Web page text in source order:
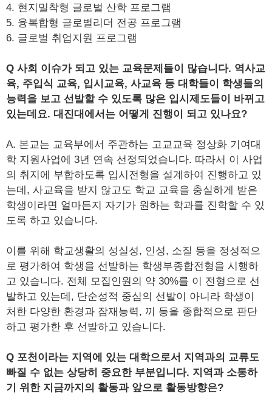
4. 현지밀착형 글로벌 산학 프로그램
5. 융복합형 글로벌리더 전공 프로그램
6. 글로벌 취업지원 프로그램
Q 사회 이슈가 되고 있는 교육문제들이 많습니다. 역사교
육, 주입식 교육, 입시교육, 사교육 등 대학들이 학생들의
능력을 보고 선발할 수 있도록 많은 입시제도들이 바뀌고
있는데요. 대진대에서는 어떻게 진행이 되고 있나요?
A. 본교는 교육부에서 주관하는 고교교육 정상화 기여대
학 지원사업에 3년 연속 선정되었습니다. 따라서 이 사업
의 취지에 부합하도록 입시전형을 설계하여 진행하고 있
는데, 사교육을 받지 않고도 학교 교육을 충실하게 받은
학생이라면 얼마든지 자기가 원하는 학과를 진학할 수 있
도록 하고 있습니다.
이를 위해 학교생활의 성실성, 인성, 소질 등을 정성적으
로 평가하여 학생을 선발하는 학생부종합전형을 시행하
고 있습니다. 전체 모집인원의 약 30%를 이 전형으로 선
발하고 있는데, 단순성적 중심의 선발이 아니라 학생이
처한 다양한 환경과 잠재능력, 끼 등을 종합적으로 판단
하고 평가한 후 선발하고 있습니다.
Q 포천이라는 지역에 있는 대학으로서 지역과의 교류도
빠질 수 없는 상당히 중요한 부분입니다. 지역과 소통하
기 위한 지금까지의 활동과 앞으로 활동방향은?